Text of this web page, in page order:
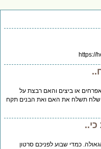
או ביצים והאם רבצת על
תשלח את האם ואת הבנים תקח
כמדי שבוע לפניכם סרטון